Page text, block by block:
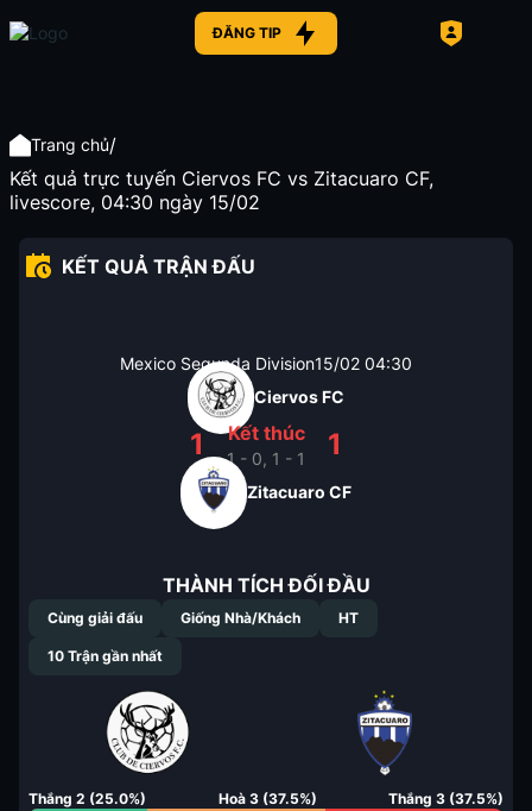
ĐĂNG TIP
Trang chủ/
Kết quả trực tuyến Ciervos FC vs Zitacuaro CF,
livescore, 04:30 ngày 15/02
KẾT QUẢ TRẬN ĐẤU
Mexico Segunda Division15/02 04:30
Ciervos FC
1 Kết thúc
1 - 0, 1 - 1 1
Zitacuaro CF
THÀNH TÍCH ĐỐI ĐẦU
Cùng giải đấu Giống Nhà/Khách HT
10 Trận gần nhất
Thắng 2 (25.0%) Hoà 3(37.5%) Thắng 3 (37.5%)